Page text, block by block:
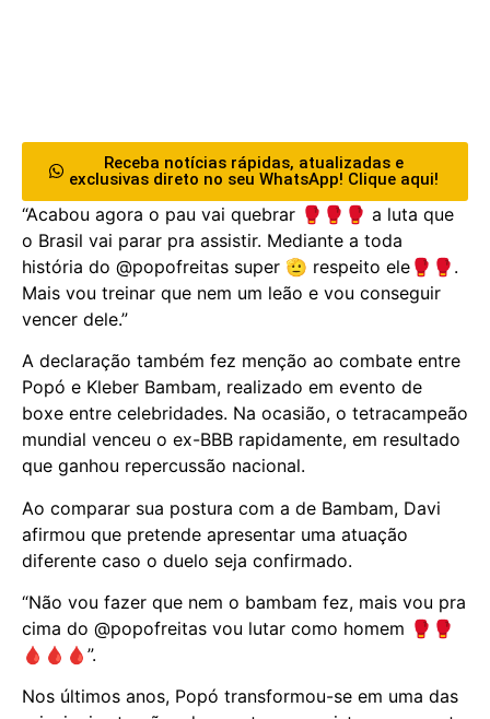
Receba notícias rápidas, atualizadas e
exclusivas direto no seu WhatsApp! Clique aqui!
“Acabou agora o pau vai quebrar 🥊🥊🥊 a luta que
o Brasil vai parar pra assistir. Mediante a toda
história do @popofreitas super 🫡 respeito ele🥊🥊.
Mais vou treinar que nem um leão e vou conseguir
vencer dele.”
A declaração também fez menção ao combate entre
Popó e Kleber Bambam, realizado em evento de
boxe entre celebridades. Na ocasião, o tetracampeão
mundial venceu o ex-BBB rapidamente, em resultado
que ganhou repercussão nacional.
Ao comparar sua postura com a de Bambam, Davi
afirmou que pretende apresentar uma atuação
diferente caso o duelo seja confirmado.
“Não vou fazer que nem o bambam fez, mais vou pra
cima do @popofreitas vou lutar como homem 🥊🥊
🩸🩸🩸”.
Nos últimos anos, Popó transformou-se em uma das